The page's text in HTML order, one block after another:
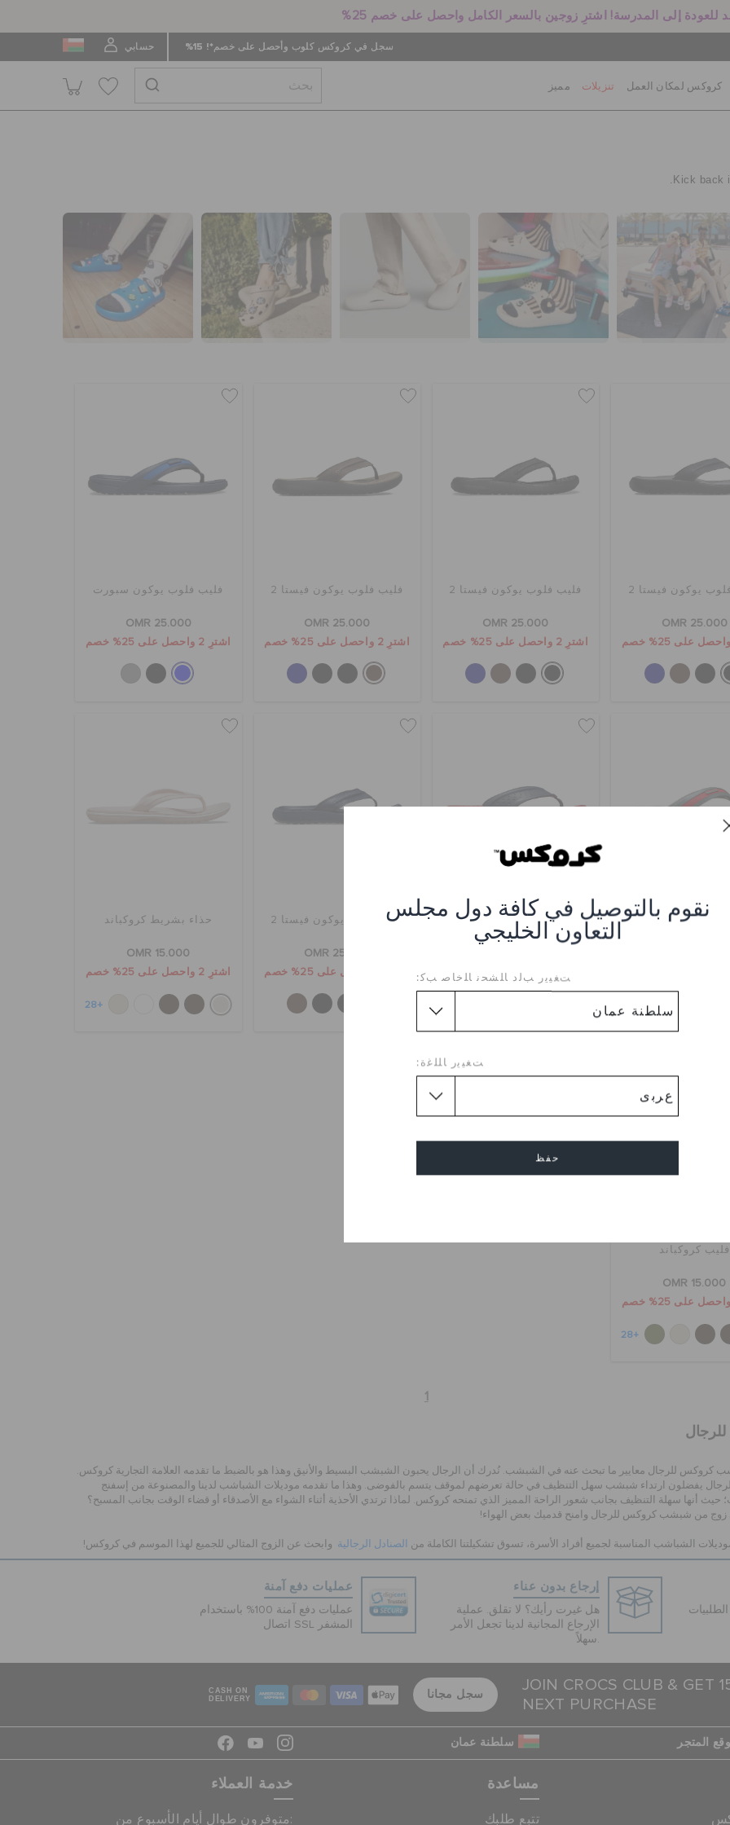
للعودة إلى المدرسة! اشترِ زوجين بالسعر الكامل واحصل على خصم 25%
سجل في كروكس كلوب وأحصل على خصم*! 15% حسابي
نقوم بالتوصيل في كافة دول مجلس
التعاون الخليجي
ﺖﻐﻴﻳﺭ ﺐﻟﺩ ﺎﻠﺸﺤﻧ ﺎﻠﺧﺎﺻ ﺐﻛ:
ﺖﻐﻴﻳﺭ ﺎﻠﻠﻏﺓ:
حفظ
كروكس لمكان العمل تنزيلات مميز
Kick back
يوكون فيستا 2
OMR 25.000
فليب فلوب يوكون فيستا 2
OMR 25.000
اشترِ 2 واحصل على 25% خصم
فليب فلوب يوكون فيستا 2
OMR 25.000
اشترِ 2 واحصل على 25% خصم
فليب فلوب يوكون سبورت
OMR 25.000
اشترِ 2 واحصل على 25% خصم
يوكون سبورت حذاء كلوغ مينز إنموشن فليب فليب فلوب يوكون فيستا 2
OMR 25.000
حذاء بشريط كروكباند
OMR 15.000
اشترِ 2 واحصل على 25% خصم
+28
فليب كروكباند
OMR 15.000
+28
1
كروكس للرجال معايير ما تبحث عنه في الشبشب. نُدرك أن الرجال يحبون الشبشب البسيط والأنيق وهذا هو بالضبط ما تقدمه العلامة التجارية كروكس.
يفضلون ارتداء شبشب سهل التنظيف في حالة تعرضهم لموقف يتسم بالفوضى. وهذا ما تقدمه موديلات الشباشب لدينا والمصنوعة من إسفنج
حيث أنها سهلة التنظيف بجانب شعور الراحة المميز الذي تمنحه كروكس. لماذا ترتدي الأحذية أثناء الشواء مع الأصدقاء أو قضاء الوقت بجانب المسبح؟
من شبشب كروكس للرجال وامنح قدميك بعض الهواء!
الشباشب المناسبة لجميع أفراد الأسرة، تسوق تشكيلتنا الكاملة من الصنادل الرجالية وابحث عن الزوج المثالي للجميع لهذا الموسم في كروكس!
إرجاع بدون عناء
هل غيرت رأيك؟ لا تقلق. عملية
الإرجاع المجانية لدينا تجعل الأمر
سهلاً.
عمليات دفع آمنة
عمليات دفع آمنة 100% باستخدام
اتصال SSL المشفر
JOIN CROCS CLUB & GET
NEXT PURCHASE
سجل مجانا
CASH ON
DELIVERY
المتجر سلطنة عمان
مساعدة
تتبع طلبك
خدمة العملاء
متوفرون طوال أيام الأسبوع من: